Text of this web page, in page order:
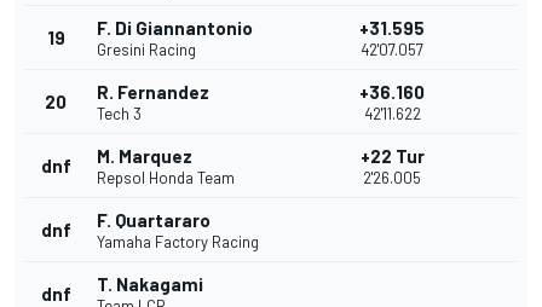
19 F. Di Giannantonio
Gresini Racing
+31.595
42'07.057
20 R. Fernandez
Tech 3
+36.160
42'11.622
dnf M. Marquez
Repsol Honda Team
+22 Tur
2'26.005
dnf F. Quartararo
Yamaha Factory Racing
dnf T. Nakagami